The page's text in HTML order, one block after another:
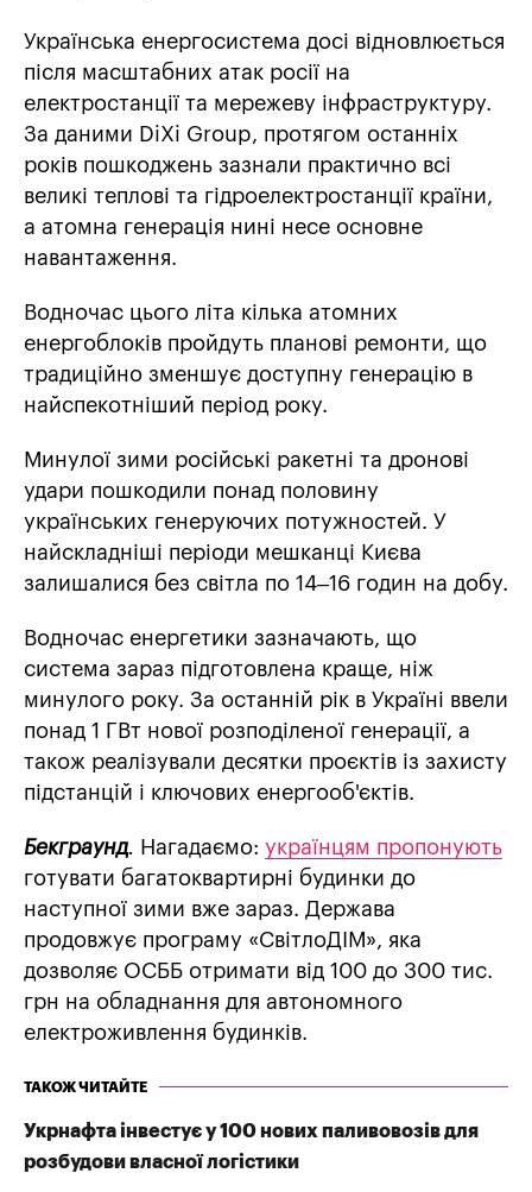
Українська енергосистема досі відновлюється
після масштабних атак росії на
електростанції та мережеву інфраструктуру.
За даними DiXi Group, протягом останніх
років пошкоджень зазнали практично всі
великі теплові та гідроелектростанції країни,
а атомна генерація нині несе основне
навантаження.
Водночас цього літа кілька атомних
енергоблоків пройдуть планові ремонти, що
традиційно зменшує доступну генерацію в
найспекотніший період року.
Минулої зими російські ракетні та дронові
удари пошкодили понад половину
українських генеруючих потужностей. У
найскладніші періоди мешканці Києва
залишалися без світла по 14–16 годин на добу.
Водночас енергетики зазначають, що
система зараз підготовлена краще, ніж
минулого року. За останній рік в Україні ввели
понад 1 ГВт нової розподіленої генерації, а
також реалізували десятки проєктів із захисту
підстанцій і ключових енергооб'єктів.
Бекграунд Нагадаємо: українцям пропонують
готувати багатоквартирні будинки до
наступної зими вже зараз. Держава
продовжує програму «СвітлоДІМ», яка
дозволяє ОСББ отримати від 100 до 300 тис.
грн на обладнання для автономного
електроживлення будинків.
ТАКОЖ ЧИТАЙТЕ
Укрнафта інвестує у 100 нових паливовозів для
розбудови власної логістики